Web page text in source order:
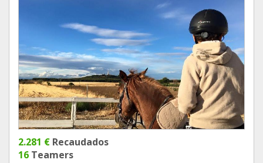
2.281 € Recaudados
16 Teamers